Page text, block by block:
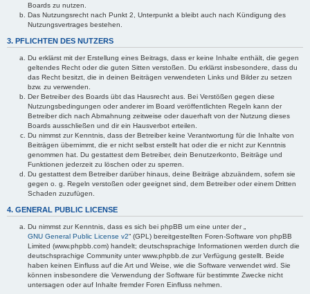
Boards zu nutzen.
Das Nutzungsrecht nach Punkt 2, Unterpunkt a bleibt auch nach Kündigung des
Nutzungsvertrages bestehen.
3. PFLICHTEN DES NUTZERS
Du erklärst mit der Erstellung eines Beitrags, dass er keine Inhalte enthält, die gegen
geltendes Recht oder die guten Sitten verstoßen. Du erklärst insbesondere, dass du
das Recht besitzt, die in deinen Beiträgen verwendeten Links und Bilder zu setzen
bzw. zu verwenden.
Der Betreiber des Boards übt das Hausrecht aus. Bei Verstößen gegen diese
Nutzungsbedingungen oder anderer im Board veröffentlichten Regeln kann der
Betreiber dich nach Abmahnung zeitweise oder dauerhaft von der Nutzung dieses
Boards ausschließen und dir ein Hausverbot erteilen.
Du nimmst zur Kenntnis, dass der Betreiber keine Verantwortung für die Inhalte von
Beiträgen übernimmt, die er nicht selbst erstellt hat oder die er nicht zur Kenntnis
genommen hat. Du gestattest dem Betreiber, dein Benutzerkonto, Beiträge und
Funktionen jederzeit zu löschen oder zu sperren.
Du gestattest dem Betreiber darüber hinaus, deine Beiträge abzuändern, sofern sie
gegen o. g. Regeln verstoßen oder geeignet sind, dem Betreiber oder einem Dritten
Schaden zuzufügen.
4. GENERAL PUBLIC LICENSE
Du nimmst zur Kenntnis, dass es sich bei phpBB um eine unter der „
GNU General Public License v2“ (GPL) bereitgestellten Foren-Software von phpBB
Limited (www.phpbb.com) handelt; deutschsprachige Informationen werden durch die
deutschsprachige Community unter www.phpbb.de zur Verfügung gestellt. Beide
haben keinen Einfluss auf die Art und Weise, wie die Software verwendet wird. Sie
können insbesondere die Verwendung der Software für bestimmte Zwecke nicht
untersagen oder auf Inhalte fremder Foren Einfluss nehmen.